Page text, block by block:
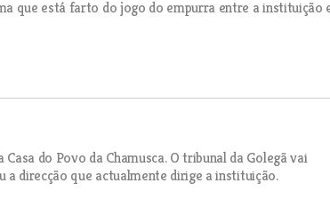
que está farto do jogo do empurra entre a instituição
do Povo da Chamusca. O tribunal da Golegã vai
a direcção que actualmente dirige a instituição.